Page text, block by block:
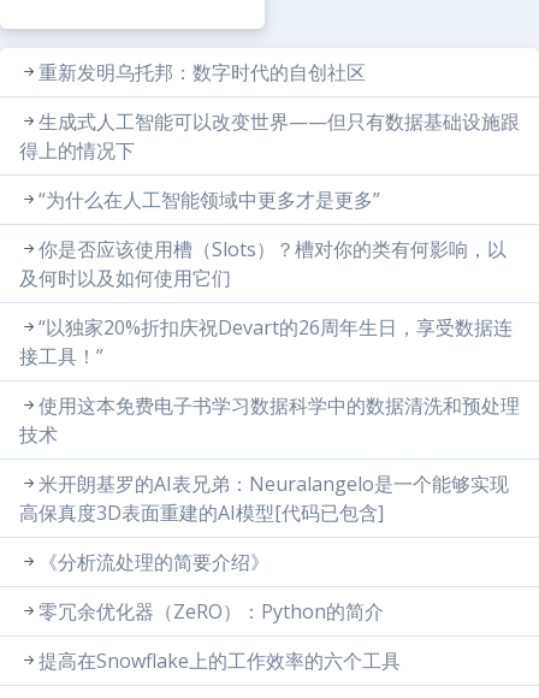
重新发明乌托邦：数字时代的自创社区
生成式人工智能可以改变世界——但只有数据基础设施跟
得上的情况下
“为什么在人工智能领域中更多才是更多”
你是否应该使用槽（Slots）？槽对你的类有何影响，以
及何时以及如何使用它们
“以独家20%折扣庆祝Devart的26周年生日，享受数据连
接工具！”
使用这本免费电子书学习数据科学中的数据清洗和预处理
技术
米开朗基罗的AI表兄弟：Neuralangelo是一个能够实现
高保真度3D表面重建的AI模型[代码已包含]
《分析流处理的简要介绍》
零冗余优化器（ZeRO）：Python的简介
提高在Snowflake上的工作效率的六个工具